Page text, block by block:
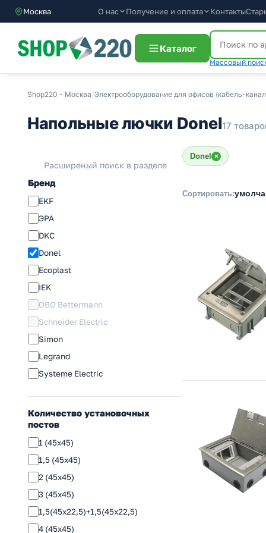
Москва О нас Получение и оплата Контакты
Каталог
Массовый
Shop220 - Москва/Электрооборудование для офисов (кабель-
Напольные лючки Donel17
Расширеный поиск в разделе
Бренд
EKF
ЭРА
DKC
Donel
Ecoplast
IEK
OBO Bettermann
Schneider Electric
Simon
Legrand
Systeme Electric
Количество установочных
постов
1 (45х45)
1,5 (45х45)
2 (45х45)
3 (45х45)
1,5(45х22,5)+1,5(45х22,5)
4 (45х45)
Donel ×
Сортировать: